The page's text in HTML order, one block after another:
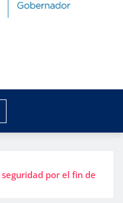
por el fin de